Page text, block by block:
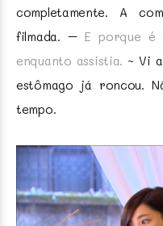
completamente. A
filmada. – E porque é
enquanto assistia. ~ Vi
estômago já roncou.
tempo.